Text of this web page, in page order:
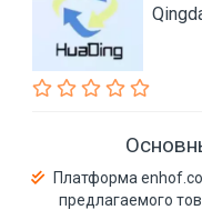
Платформа
предлагаемого